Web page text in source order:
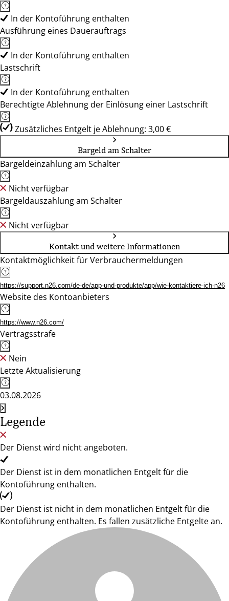
In der Kontoführung enthalten
Ausführung eines Dauerauftrags
In der Kontoführung enthalten
Lastschrift
In der Kontoführung enthalten
Berechtigte Ablehnung der Einlösung einer Lastschrift
Zusätzliches Entgelt je Ablehnung: 3,00 €
Bargeld am Schalter
Bargeldeinzahlung am Schalter
Nicht verfügbar
Bargeldauszahlung am Schalter
Nicht verfügbar
Kontakt und weitere Informationen
Kontaktmöglichkeit für Verbrauchermeldungen
https://support.n26.com/de-de/app-und-produkte/app/wie-kontaktiere-ich-n26
Website des Kontoanbieters
https://www.n26.com/
Vertragsstrafe
Nein
Letzte Aktualisierung
03.08.2026
Legende
Der Dienst wird nicht angeboten.
Der Dienst ist in dem monatlichen Entgelt für die
Kontoführung enthalten.
Der Dienst ist nicht in dem monatlichen Entgelt für die
Kontoführung enthalten. Es fallen zusätzliche Entgelte an.